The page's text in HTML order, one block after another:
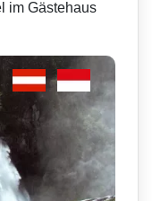
im Gästehaus